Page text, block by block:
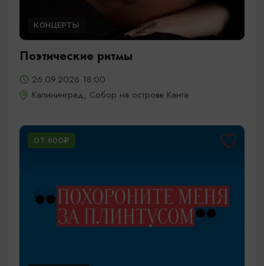
КОНЦЕРТЫ
Поэтические ритмы
26.09.2026 18:00
Калининград, Собор на острове Канта
ОТ 600₽